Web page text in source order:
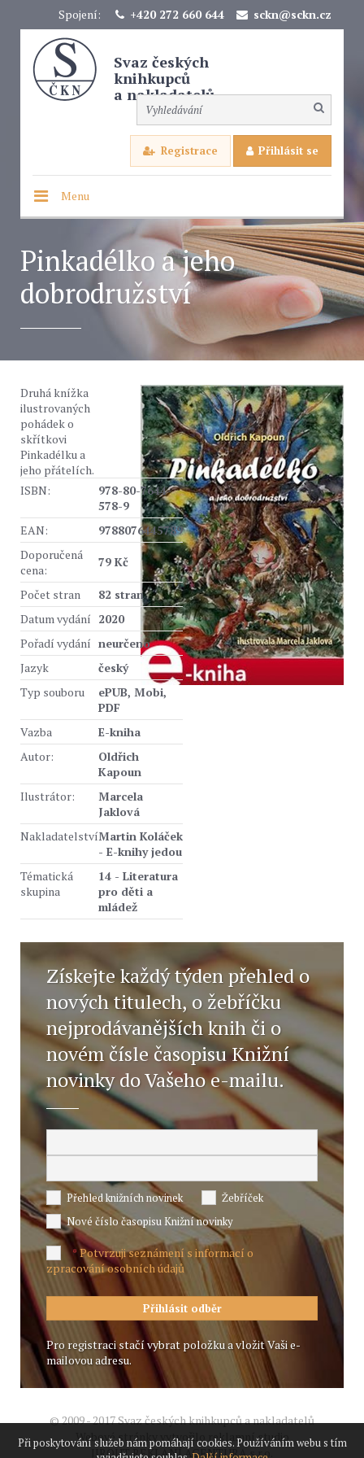
Spojení: +420 272 660 644 sckn@sckn.cz
Svaz českých
knihkupců
a nakladatelů
Registrace Přihlásit se
Menu
Pinkadélko a jeho
dobrodružství
Druhá knížka
ilustrovaných
pohádek o
skřítkovi
Pinkadélku a
jeho přátelích.
ISBN:
978-80-7644-
578-9
EAN:
9788076445789
Doporučená
cena:
79 Kč
Počet stran
82 stran
Datum vydání 2020
Pořadí vydání neurčeno
Jazyk
český
Typ souboru
ePUB, Mobi,
PDF
Vazba
E-kniha
Autor:
Oldřich
Kapoun
Ilustrátor:
Marcela
Jaklová
NakladatelstvíMartin Koláček
- E-knihy jedou
Tématická
skupina
14 - Literatura
pro děti a
mládež
Získejte každý týden přehled o
nových titulech, o žebříčku
nejprodávanějších knih či o
novém čísle časopisu Knižní
novinky do Vašeho e-mailu.
Přehled knižních novinek
Žebříček
Nové číslo časopisu Knižní novinky
*Potvrzuji seznámení s informací o
zpracování osobních údajů
Pro registraci stačí vybrat položku a vložit Vaši e-
mailovou adresu.
© 2009 - 2017 Svaz českých knihkupců a nakladatelů
Webové stránky vytvořilo reklamní studio
JIROUT REKLANÍ AGENTURA s.r.o.
Při poskytování služeb nám pomáhají cookies. Používáním webu s tím